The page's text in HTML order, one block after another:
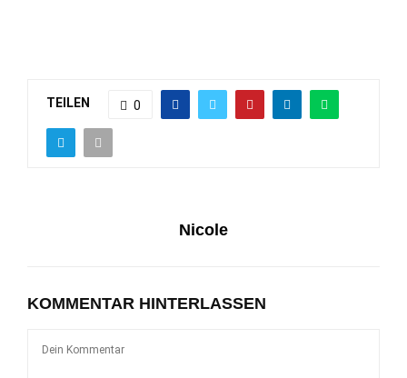
TEILEN 0
Nicole
KOMMENTAR HINTERLASSEN